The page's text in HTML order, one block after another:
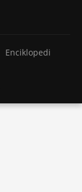
Enciklopedi